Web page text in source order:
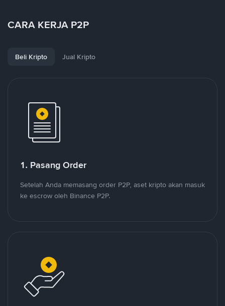
CARA KERJA P2P
Beli Kripto Jual Kripto
1. Pasang Order
Setelah Anda memasang order P2P, aset kripto akan masuk
ke escrow oleh Binance P2P.